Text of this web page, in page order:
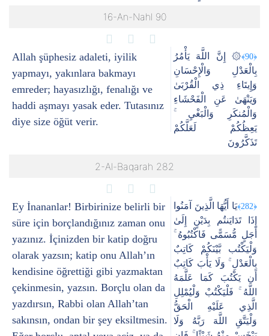
16-An-Nahl 90
Allah şüphesiz adaleti, iyilik
yapmayı, yakınlara bakmayı
emreder; hayasızlığı, fenalığı ve
haddi aşmayı yasak eder. Tutasınız
diye size öğüt verir.
﴿90﴾
۞ إِنَّ اللَّهَ يَأْمُرُ
بِالْعَدْلِ وَالْإِحْسَانِ
وَإِيتَاءِ ذِي الْقُرْبَىٰ
وَيَنْهَىٰ عَنِ الْفَحْشَاءِ
وَالْمُنكَرِ وَالْبَغْيِ ۚ
يَعِظُكُمْ لَعَلَّكُمْ
تَذَكَّرُونَ
2-Al-Baqarah 282
Ey İnananlar! Birbirinize belirli bir
süre için borçlandığınız zaman onu
yazınız. İçinizden bir katip doğru
olarak yazsın; katip onu Allah’ın
kendisine öğrettiği gibi yazmaktan
çekinmesin, yazsın. Borçlu olan da
yazdırsın, Rabbi olan Allah’tan
sakınsın, ondan bir şey eksiltmesin.
﴿282﴾
يَا أَيُّهَا الَّذِينَ آمَنُوا
إِذَا تَدَايَنتُم بِدَيْنٍ إِلَىٰ
أَجَلٍ مُّسَمًّى فَاكْتُبُوهُ ۚ
وَلْيَكْتُب بَّيْنَكُمْ كَاتِبٌ
بِالْعَدْلِ ۚ وَلَا يَأْبَ كَاتِبٌ
أَن يَكْتُبَ كَمَا عَلَّمَهُ
اللَّهُ ۚ فَلْيَكْتُبْ وَلْيُمْلِلِ
الَّذِي عَلَيْهِ الْحَقُّ
وَلْيَتَّقِ اللَّهَ رَبَّهُ وَلَا